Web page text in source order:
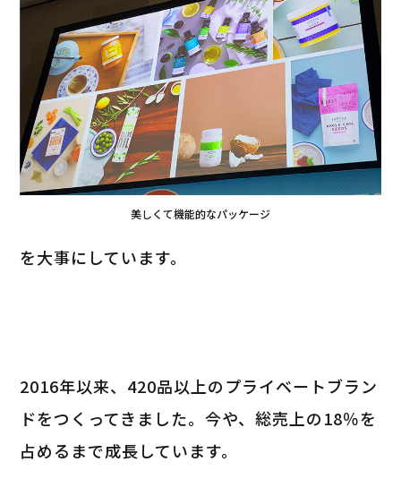
美しくて機能的なパッケージ
を大事にしています。
2016年以来、420品以上のプライベートブラン
ドをつくってきました。今や、総売上の18％を
占めるまで成長しています。